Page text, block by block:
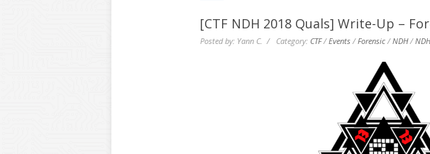
[CTF NDH 2018 Quals] Write-Up –
Posted by: Yann C. / Category: CTF/Events /Forensic /NDH/